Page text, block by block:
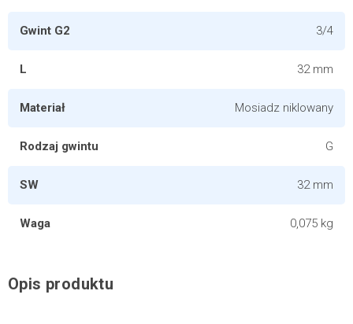
Gwint G2 3/4
L 32 mm
Materiał Mosiadz niklowany
Rodzaj gwintu G
SW 32 mm
Waga 0,075 kg
Opis produktu